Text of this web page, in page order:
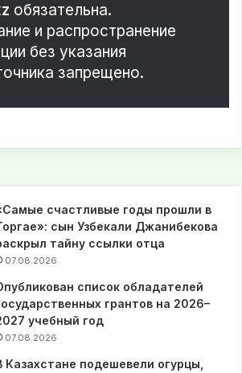
обязательна.
и распространение
без указания
запрещено.
счастливые годы прошли в
сын Узбекали Джанибекова
тайну ссылки отца
07.08.2026
список обладателей
грантов на 2026–
учебный год
07.08.2026
Казахстане подешевели огурцы,